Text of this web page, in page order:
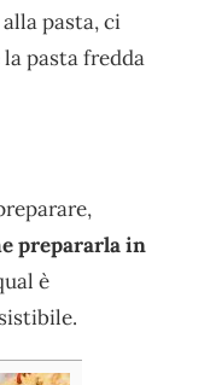
pasta, ci
pasta fredda
prepararla in
è